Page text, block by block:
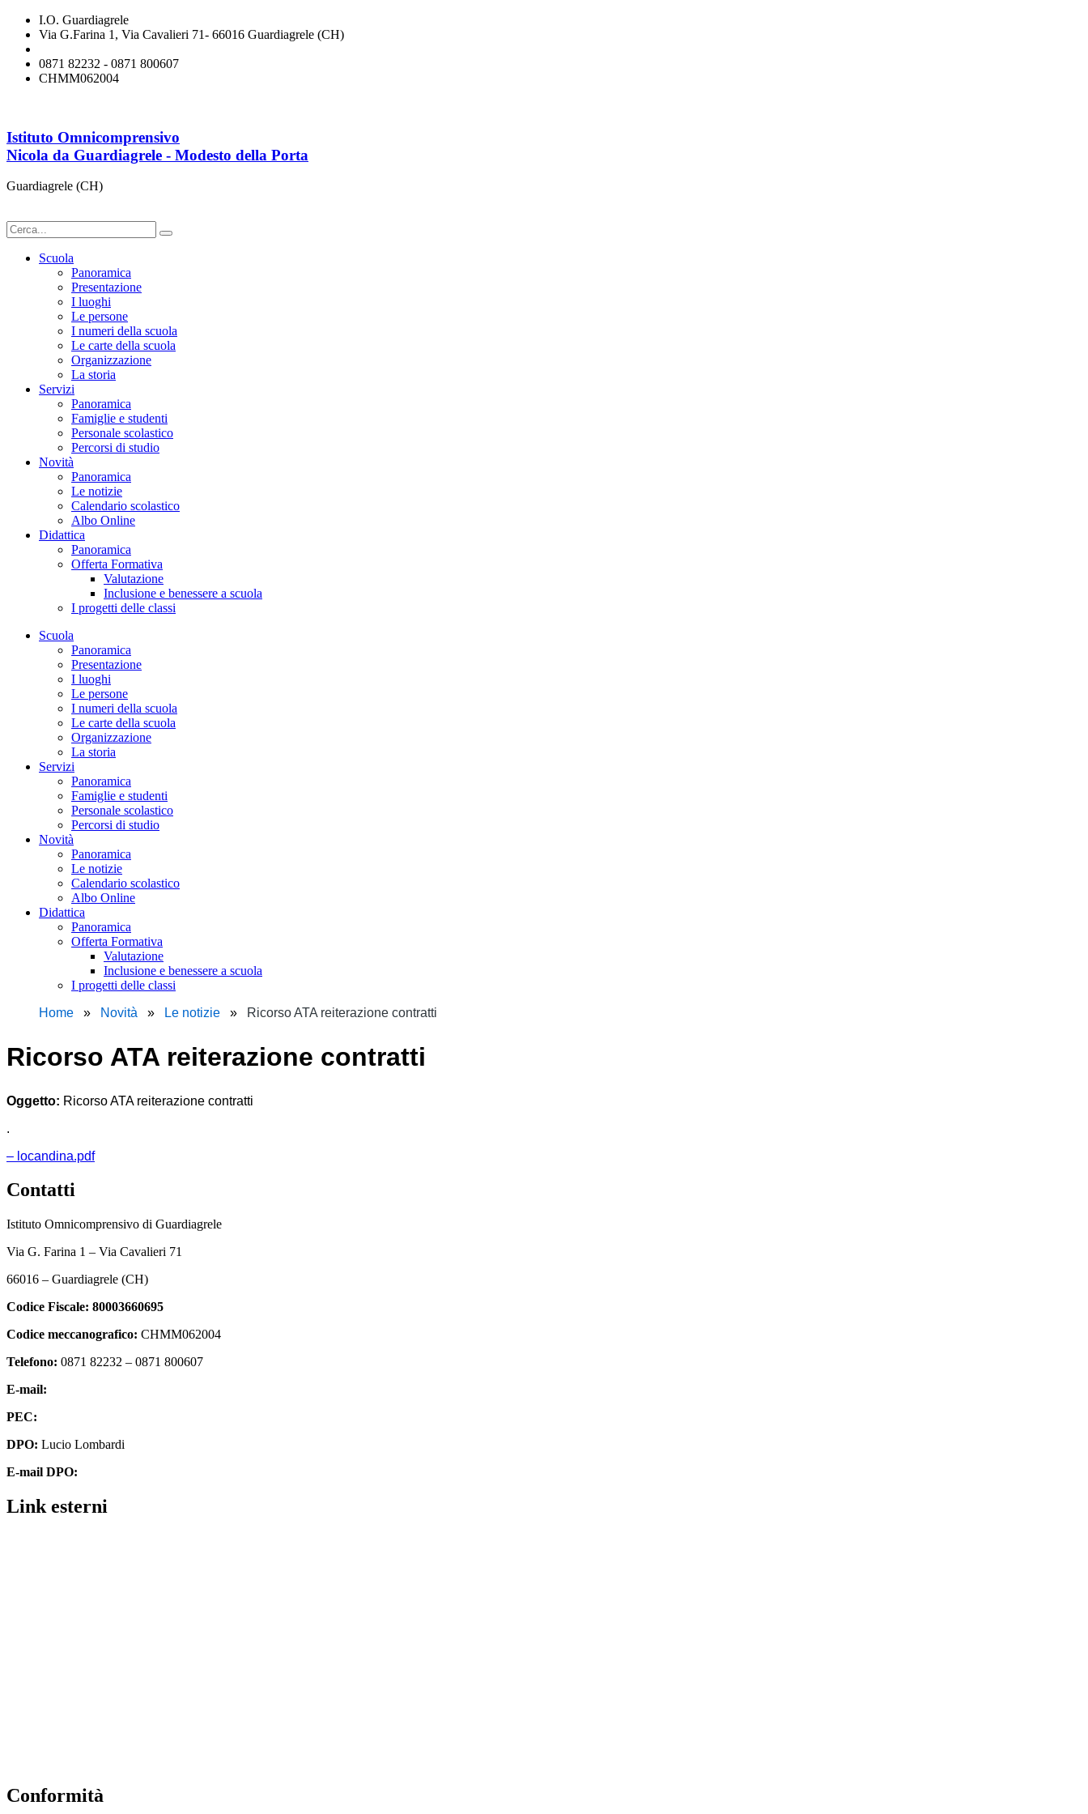
I.O. Guardiagrele
Via G.Farina 1, Via Cavalieri 71- 66016 Guardiagrele (CH)
0871 82232 - 0871 800607
CHMM062004
Istituto Omnicomprensivo
Nicola da Guardiagrele - Modesto della Porta
Guardiagrele (CH)
Scuola
Panoramica
Presentazione
I luoghi
Le persone
I numeri della scuola
Le carte della scuola
Organizzazione
La storia
Servizi
Panoramica
Famiglie e studenti
Personale scolastico
Percorsi di studio
Novità
Panoramica
Le notizie
Calendario scolastico
Albo Online
Didattica
Panoramica
Offerta Formativa
Valutazione
Inclusione e benessere a scuola
I progetti delle classi
Scuola
Panoramica
Presentazione
I luoghi
Le persone
I numeri della scuola
Le carte della scuola
Organizzazione
La storia
Servizi
Panoramica
Famiglie e studenti
Personale scolastico
Percorsi di studio
Novità
Panoramica
Le notizie
Calendario scolastico
Albo Online
Didattica
Panoramica
Offerta Formativa
Valutazione
Inclusione e benessere a scuola
I progetti delle classi
Home
Novità Le notizie Ricorso ATA reiterazione contratti
Ricorso ATA reiterazione contratti
Oggetto: Ricorso ATA reiterazione contratti
.
– locandina.pdf
Contatti
Istituto Omnicomprensivo di Guardiagrele
Via G. Farina 1 – Via Cavalieri 71
66016 – Guardiagrele (CH)
Codice Fiscale: 80003660695
Codice meccanografico: CHMM062004
Telefono: 0871 82232 – 0871 800607
E-mail:
PEC:
DPO: Lucio Lombardi
E-mail DPO:
Link esterni
Conformità